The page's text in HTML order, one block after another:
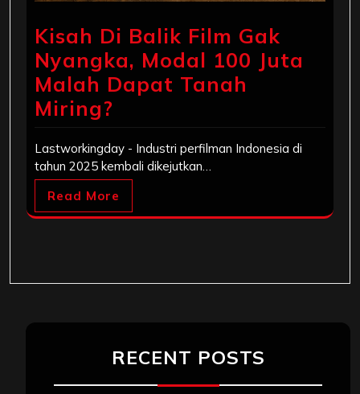
Kisah Di Balik Film Gak
Nyangka, Modal 100 Juta
Malah Dapat Tanah
Miring?
Lastworkingday - Industri perfilman Indonesia di
tahun 2025 kembali dikejutkan…
Read More
RECENT POSTS